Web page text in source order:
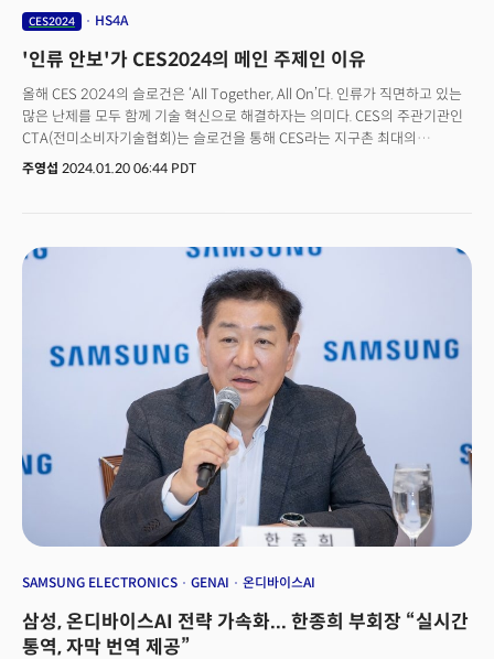
CES2024 HS4A
'인류 안보'가 CES2024의 메인 주제인 이유
올해 CES 2024의 슬로건은 ‘All Together, All On’다. 인류가 직면하고 있는
많은 난제를 모두 함께 기술 혁신으로 해결하자는 의미다. CES의 주관기관인
CTA(전미소비자기술협회)는 슬로건을 통해 CES라는 지구촌 최대의
기술전시회가 추구하는 정신과 철학을 담고 있다. 우리는 슬로건이라 하면
2023에서 핵심 슬로건으로 제시된 ’모두를 위한 휴먼 시큐리티(Human
Security for All, HS4A)’를 이해해야 한다. 미디어에서 ‘휴먼 시큐리티’를
‘인간 안보’ 또는 ‘인류 안보’라 번역되어 의미가 제대로 마음에 와 닿지도 않고
그다지 큰 주목도 받지 못했다. 작년은 물론 올해 CES 2024에서도 CES
2023 슬로건 ‘HS4A’는 더욱 중요해지고 맥맥이 핵심 키워드로 자리잡고
있어 그 정확한 이해가 매우 중요하다. '휴먼 시큐리티'란 1994년 UN이
최초로 도입한 개념으로 식량, 의료, 경제, 환경, 개인, 공동체, 정치적 자유 등
인류가 직면하고 있는 7가지 분야의 심각한 위협으로부터 인류를 안전하게
보호하는 것을 의미한다. HS4A는 일부의 기득권층이나 엘리트 계층만이
아니라 인류 모두를 위해 기술 혁신을 통해 ‘휴먼 시큐리티’를 이루어내자고
강조하고 있다. 즉, 기술 혁신을 통해 인류 사회가 직면하고 있는 문제를
해결하고 인류가 지향하고 있는 비전을 실현하고자 한다는 뜻이다. 게리
샤피로 CTA 회장은 작년 10월 한국에 방문하여 ‘모두를 위한 휴먼
시큐리티’를 거듭 강조하며 CES에서 제시하는 혁신 기술이 인류의 삶을
팬데믹에 이어 미‧중 갈등, 러시아‧우크라이나 전쟁, 이스라엘‧하마스 전쟁 등
미래에 대한 불안으로 세계 평화와 인류 공영, 미래의 지속가능성을 염원하고
있는 상황에서 시의적절한 방향제시다. 올해는 여기에 기술역량을 의미하는
주영섭 2024.01.20 06:44 PDT
SAMSUNG ELECTRONICS GENAI 온디바이스AI
삼성, 온디바이스AI 전략 가속화... 한종희 부회장 “실시간
통역, 자막 번역 제공”